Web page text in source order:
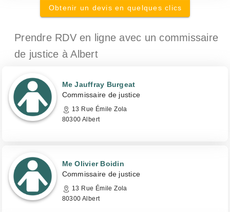
Obtenir un devis en quelques clics
Prendre RDV en ligne avec un commissaire
de justice à Albert
Me Jauffray Burgeat
Commissaire de justice
13 Rue Émile Zola
80300 Albert
Me Olivier Boidin
Commissaire de justice
13 Rue Émile Zola
80300 Albert